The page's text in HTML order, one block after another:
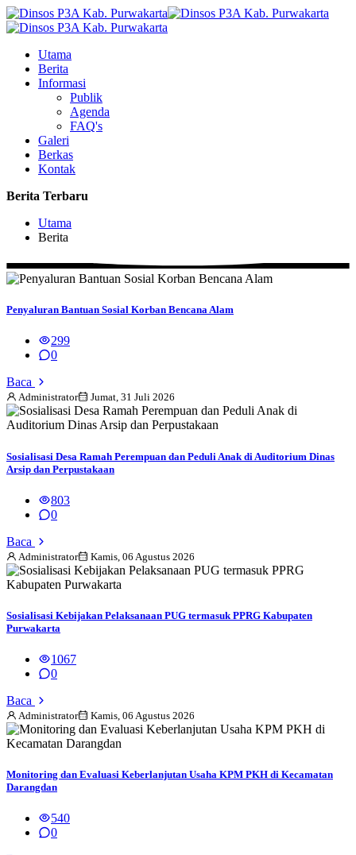
Utama
Berita
Informasi
Publik
Agenda
FAQ's
Galeri
Berkas
Kontak
Berita Terbaru
Utama
Berita
Penyaluran Bantuan Sosial Korban Bencana Alam
299
0
Baca
Administrator Jumat, 31 Juli 2026
Sosialisasi Desa Ramah Perempuan dan Peduli Anak di Auditorium Dinas
Arsip dan Perpustakaan
803
0
Baca
Administrator Kamis, 06 Agustus 2026
Sosialisasi Kebijakan Pelaksanaan PUG termasuk PPRG Kabupaten
Purwakarta
1067
0
Baca
Administrator Kamis, 06 Agustus 2026
Monitoring dan Evaluasi Keberlanjutan Usaha KPM PKH di Kecamatan
Darangdan
540
0